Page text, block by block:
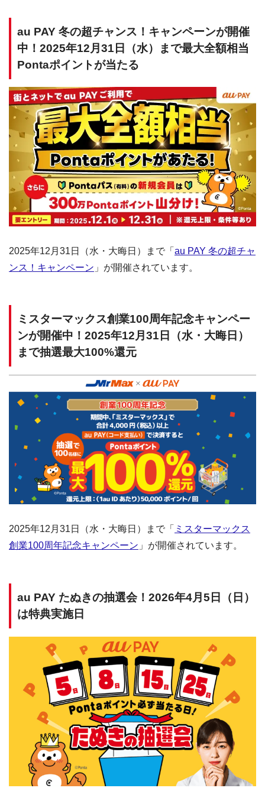
au PAY 冬の超チャンス！キャンペーンが開催
中！2025年12月31日（水）まで最大全額相当
Pontaポイントが当たる
2025年12月31日（水・大晦日）まで「 au PAY 冬の超チャ
ンス！キャンペーン 」が開催されています。
ミスターマックス創業100周年記念キャンペー
ンが開催中！2025年12月31日（水・大晦日）
まで抽選最大100%還元
2025年12月31日（水・大晦日）まで「 ミスターマックス
創業100周年記念キャンペーン 」が開催されています。
au PAY たぬきの抽選会！2026年4月5日（日）
は特典実施日